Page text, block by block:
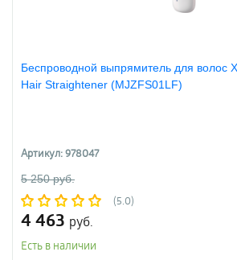
Беспроводной выпрямитель для волос
Hair Straightener (MJZFS01LF)
Артикул: 978047
5 250 руб.
(5.0)
4 463 руб.
Есть в наличии